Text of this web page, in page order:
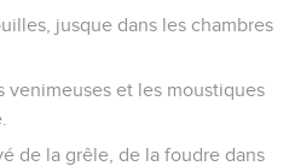
jusque dans les chambres
venimeuses et les moustiques
de la grêle, de la foudre dans